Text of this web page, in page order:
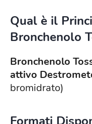
Qual è il
Bronchenolo
Bronchenolo
attivo
bromidrato)